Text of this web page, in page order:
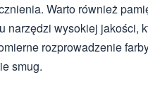
Warto również
narzędzi wysokiej jakości,
rozprowadzenie
smug.